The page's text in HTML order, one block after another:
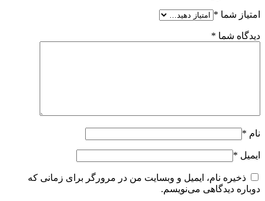
امتیاز شما *
دیدگاه شما *
نام *
ایمیل *
ذخیره نام، ایمیل و وبسایت من در مرورگر برای زمانی که
دوباره دیدگاهی می‌نویسم.